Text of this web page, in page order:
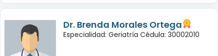
Dr. Brenda Morales Ortega
Especialidad: Geriatría Cédula: 30002010